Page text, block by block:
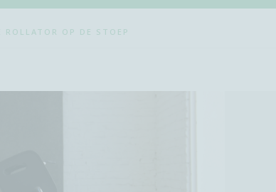
ROLLATOR OP DE STOEP